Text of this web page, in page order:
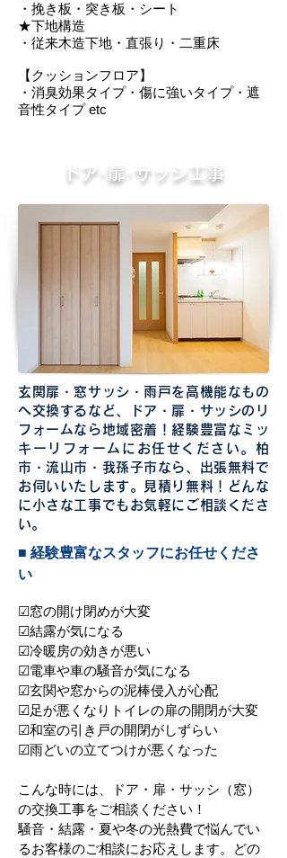
・挽き板・突き板・シート
★下地構造
・従来木造下地・直張り・二重床
【クッションフロア】
・消臭効果タイプ・傷に強いタイプ・遮
音性タイプ etc
ドア･扉･サッシ工事
玄関扉・窓サッシ・雨戸を高機能なもの
へ交換するなど、ドア・扉・サッシのリ
フォームなら地域密着！経験豊富なミッ
キーリフォームにお任せください。柏
市・流山市・我孫子市なら、出張無料で
お伺いいたします。見積り無料！どんな
に小さな工事でもお気軽にご相談くださ
い。
■ 経験豊富なスタッフにお任せくださ
い
☑窓の開け閉めが大変
☑結露が気になる
☑冷暖房の効きが悪い
☑電車や車の騒音が気になる
☑玄関や窓からの泥棒侵入が心配
☑足が悪くなりトイレの扉の開閉が大変
☑和室の引き戸の開閉がしずらい
☑雨どいの立てつけが悪くなった
こんな時には、ドア・扉・サッシ（窓）
の交換工事をご相談ください！
騒音・結露・夏や冬の光熱費で悩んでい
るお客様のご相談にお応えします。どの